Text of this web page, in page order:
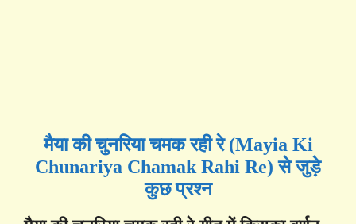
मैया की चुनरिया चमक रही रे (Mayia Ki
Chunariya Chamak Rahi Re) से जुड़े
कुछ प्रश्न